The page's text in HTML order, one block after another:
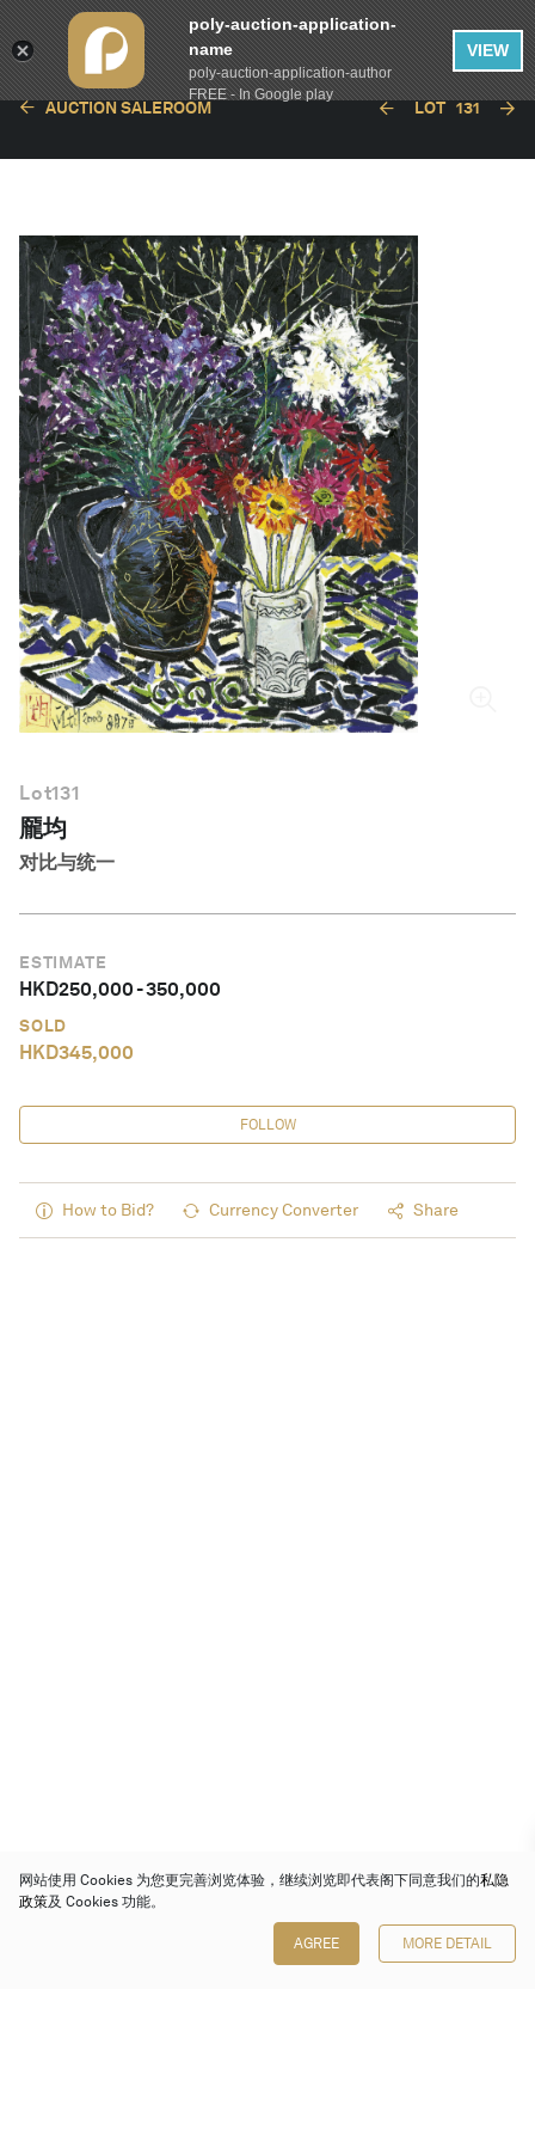
简体中文
AUCTION SALEROOM LOT 131
Lot131
龎均
对比与统一
ESTIMATE
HKD250,000-350,000
SOLD
HKD345,000
FOLLOW
How to Bid? Currency Converter Share
网站使用 Cookies 为您更完善浏览体验，继续浏览即代表阁下同意我们的私隐
政策及 Cookies 功能。
AGREE MORE DETAIL
poly-auction-application-
name
poly-auction-application-author
FREE - In Google play
VIEW